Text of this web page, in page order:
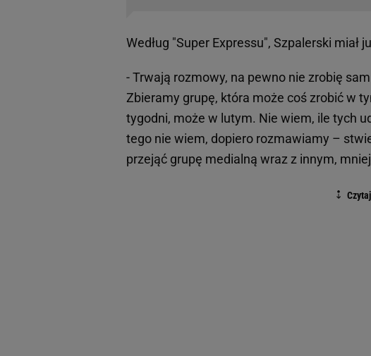
Według "Super Expressu", Szpalerski miał
- Trwają rozmowy, na pewno nie zrobię
Zbieramy grupę, która może coś zrobić w
tygodni, może w lutym. Nie wiem, ile tych
tego nie wiem, dopiero rozmawiamy –
przejąć grupę medialną wraz z innym,